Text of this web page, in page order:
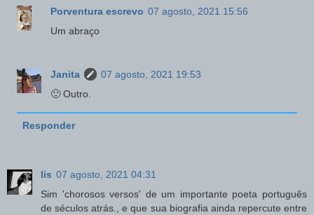
Porventura escrevo 07 agosto, 2021 15:56
Um abraço
Janita
07 agosto, 2021 19:53
🙂 Outro.
Responder
lis 07 agosto, 2021 04:31
Sim 'chorosos versos' de um importante poeta português
de séculos atrás., e que sua biografia ainda repercute entre